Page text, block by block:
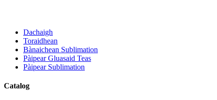
Dachaigh
Toraidhean
Bànaichean Sublimation
Pàipear Gluasaid Teas
Pàipear Sublimation
Catalog